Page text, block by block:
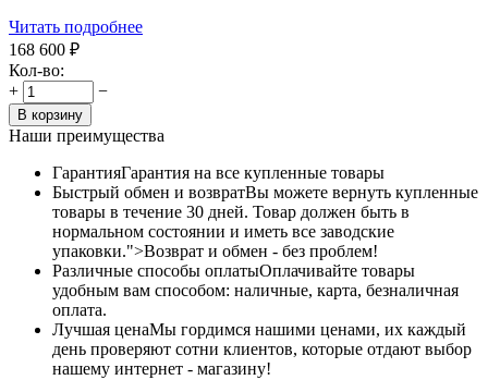
Читать подробнее
168 600 ₽
Кол-во:
+
−
В корзину
Наши преимущества
ГарантияГарантия на все купленные товары
Быстрый обмен и возвратВы можете вернуть купленные
товары в течение 30 дней. Товар должен быть в
нормальном состоянии и иметь все заводские
упаковки.">Возврат и обмен - без проблем!
Различные способы оплатыОплачивайте товары
удобным вам способом: наличные, карта, безналичная
оплата.
Лучшая ценаМы гордимся нашими ценами, их каждый
день проверяют сотни клиентов, которые отдают выбор
нашему интернет - магазину!